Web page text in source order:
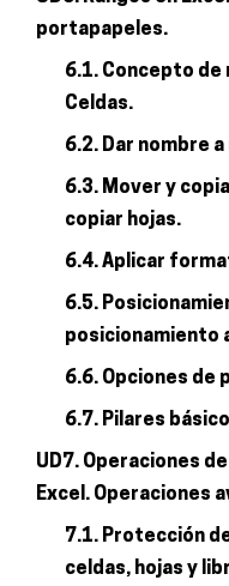
portapapeles.
6.1. Concepto de
Celdas.
6.2. Dar nombre
6.3. Mover y
copiar hojas.
6.4. Aplicar
6.5.
posicionamiento
6.6. Opciones de
6.7. Pilares
UD7. Operaciones
Excel. Operaciones
7.1. Protección
celdas, hojas y